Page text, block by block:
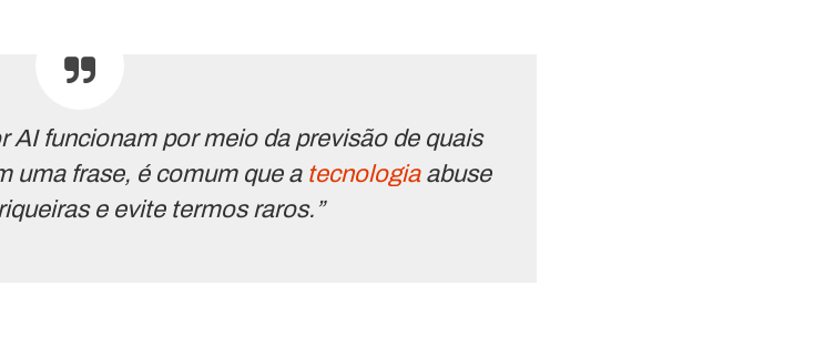
AI funcionam por meio da previsão de quais
uma frase, é comum que a tecnologiaabuse
e evite termos raros.”